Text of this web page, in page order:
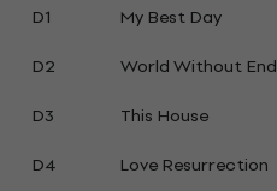
D1
My Best Day
D2
World Without End
D3
This House
D4
Love Resurrection